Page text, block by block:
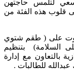
لتلمس حاجتهن
قلوب هذه الفئة من
احتوت على ( طقم شتوي
السلامة) بتنظيم
بالتعاون مع إدارة
للطالبات .